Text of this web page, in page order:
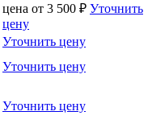
цена от 3 500 ₽ Уточнить
цену
Уточнить цену
Уточнить цену
Уточнить цену